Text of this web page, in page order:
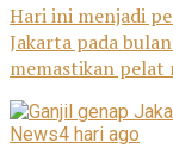
Hari ini menjadi
Jakarta pada
memastikan pelat
News4 hari ago